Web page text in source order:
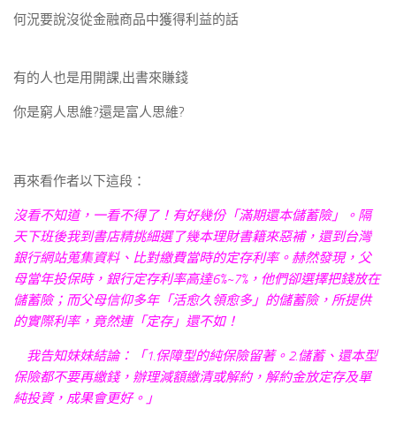
何況要說沒從金融商品中獲得利益的話
有的人也是用開課,出書來賺錢
你是窮人思維?還是富人思維?
再來看作者以下這段：
沒看不知道，一看不得了！有好幾份「滿期還本儲蓄險」。隔
天下班後我到書店精挑細選了幾本理財書籍來惡補，還到台灣
銀行網站蒐集資料、比對繳費當時的定存利率。赫然發現，父
母當年投保時，銀行定存利率高達6%~7%，他們卻選擇把錢放在
儲蓄險；而父母信仰多年「活愈久領愈多」的儲蓄險，所提供
的實際利率，竟然連「定存」還不如！
我告知妹妹結論：「1.保障型的純保險留著。2.儲蓄、還本型
保險都不要再繳錢，辦理減額繳清或解約，解約金放定存及單
純投資，成果會更好。」